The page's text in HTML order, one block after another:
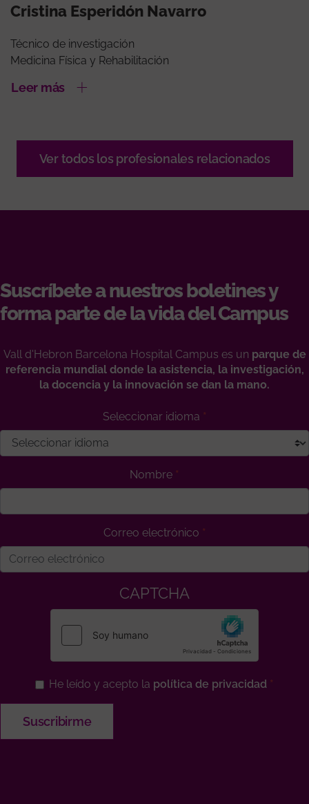
Cristina Esperidón Navarro
Técnico de investigación
Medicina Física y Rehabilitación
Leer más
Ver todos los profesionales relacionados
Suscríbete a nuestros boletines y
forma parte de la vida del Campus
Vall d'Hebron Barcelona Hospital Campus es un parque de
referencia mundial donde la asistencia, la investigación,
la docencia y la innovación se dan la mano.
Seleccionar idioma
Nombre
Correo electrónico
CAPTCHA
He leído y acepto la política de privacidad